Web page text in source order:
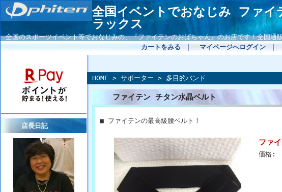
全国イベントでおなじみ ファ
ラックス
全国のスポーツイベント等でおなじみの、『ファイテンのおばちゃん』のお店です！全国通
カートをみる
マイページへログイン
店長日記
HOME > サポーター > 多目的バンド
ファイテン チタン水晶ベルト
■ ファイテンの最高級腰ベルト！
ファ
価格: